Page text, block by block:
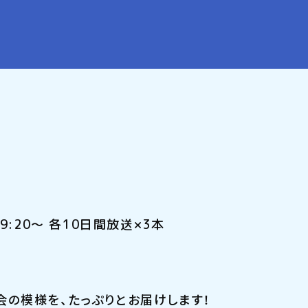
～ 各10日間放送×3本
模様を、たっぷりとお届けします！